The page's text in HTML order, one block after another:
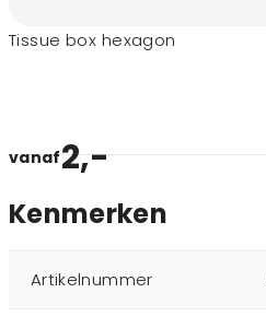
Tissue box hexagon
vanaf2,-
Kenmerken
Artikelnummer